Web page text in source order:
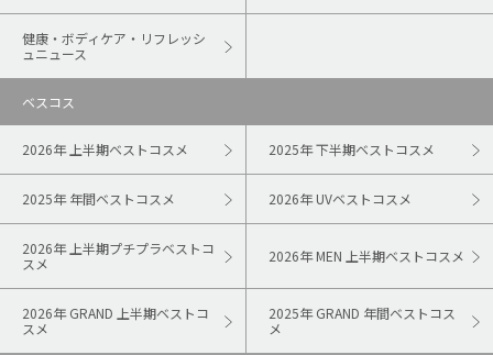
健康・ボディケア・リフレッシ
ュニュース
ベスコス
2026年 上半期ベストコスメ 2025年 下半期ベストコスメ
2025年 年間ベストコスメ 2026年 UVベストコスメ
2026年 上半期プチプラベストコ
スメ
2026年 MEN 上半期ベストコスメ
2026年 GRAND 上半期ベストコ
スメ
2025年 GRAND 年間ベストコス
メ